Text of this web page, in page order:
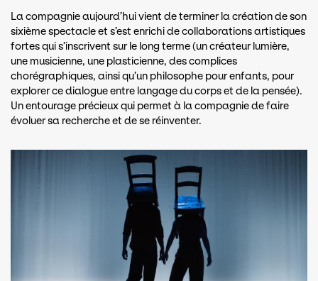
La compagnie aujourd’hui vient de terminer la création de son
sixième spectacle et s’est enrichi de collaborations artistiques
fortes qui s’inscrivent sur le long terme (un créateur lumière,
une musicienne, une plasticienne, des complices
chorégraphiques, ainsi qu’un philosophe pour enfants, pour
explorer ce dialogue entre langage du corps et de la pensée).
Un entourage précieux qui permet à la compagnie de faire
évoluer sa recherche et de se réinventer.